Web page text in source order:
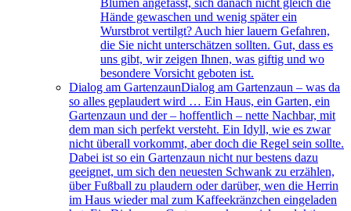
Blumen angefasst, sich danach nicht gleich die
Hände gewaschen und wenig später ein
Wurstbrot vertilgt? Auch hier lauern Gefahren,
die Sie nicht unterschätzen sollten. Gut, dass es
uns gibt, wir zeigen Ihnen, was giftig und wo
besondere Vorsicht geboten ist.
Dialog am GartenzaunDialog am Gartenzaun – was da
so alles geplaudert wird … Ein Haus, ein Garten, ein
Gartenzaun und der – hoffentlich – nette Nachbar, mit
dem man sich perfekt versteht. Ein Idyll, wie es zwar
nicht überall vorkommt, aber doch die Regel sein sollte.
Dabei ist so ein Gartenzaun nicht nur bestens dazu
geeignet, um sich den neuesten Schwank zu erzählen,
über Fußball zu plaudern oder darüber, wen die Herrin
im Haus wieder mal zum Kaffeekränzchen eingeladen